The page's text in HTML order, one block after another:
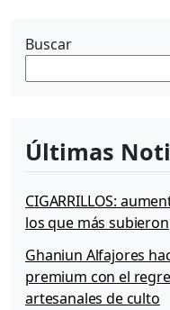
Buscar
Últimas
CIGARRILLOS:
los que más subieron
Ghaniun Alfajores
premium con el
artesanales de culto